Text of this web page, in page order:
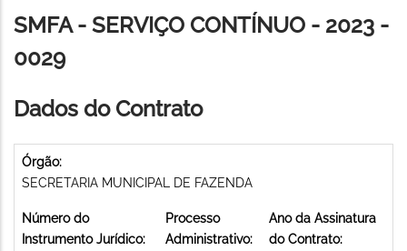
de
navegação
SMFA - SERVIÇO CONTÍNUO - 2023 -
0029
Dados do Contrato
Órgão:
SECRETARIA MUNICIPAL DE FAZENDA
Número do
Instrumento Jurídico:
Processo
Administrativo:
Ano da Assinatura
do Contrato: